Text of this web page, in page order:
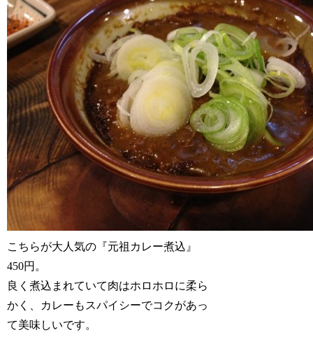
こちらが大人気の『元祖カレー煮込』
450円。
良く煮込まれていて肉はホロホロに柔ら
かく、カレーもスパイシーでコクがあっ
て美味しいです。